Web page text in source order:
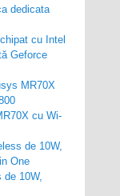
cu Intel
Geforce
cu Wi-
de 10W,